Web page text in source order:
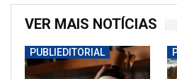
VER MAIS NOTÍCIAS
PUBLIEDITORIAL